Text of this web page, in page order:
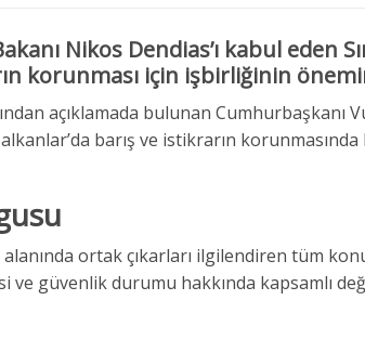
Nikos Dendias’ı kabul eden
korunması için işbirliğinin
açıklamada bulunan Cumhurbaşkanı
barış ve istikrarın korunmasında
alanında ortak çıkarları ilgilendiren tüm
ve güvenlik durumu hakkında kapsamlı